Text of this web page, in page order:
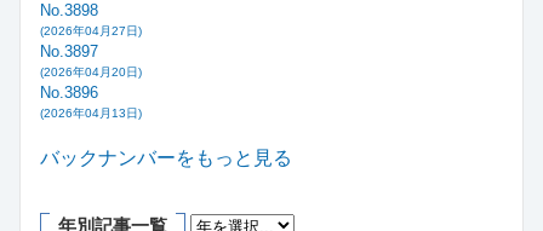
No.3898
(2026年04月27日)
No.3897
(2026年04月20日)
No.3896
(2026年04月13日)
バックナンバーをもっと見る
年別記事一覧